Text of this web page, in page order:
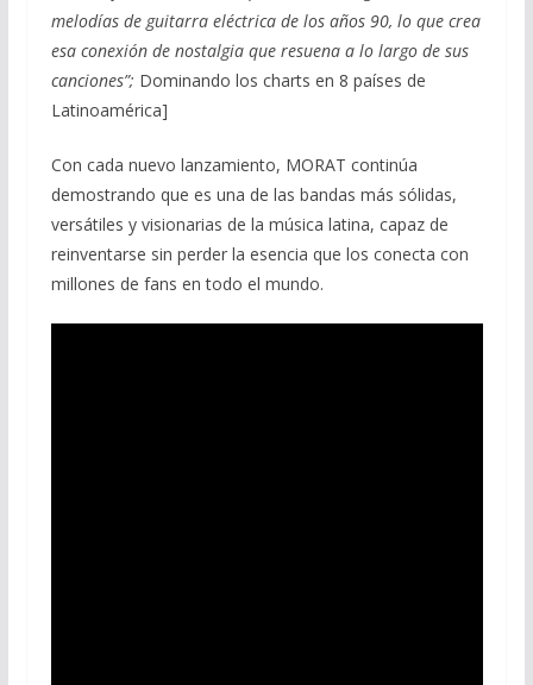
melodías de guitarra eléctrica de los años 90, lo que crea
esa conexión de nostalgia que resuena a lo largo de sus
canciones”; Dominando los charts en 8 países de
Latinoamérica]
Con cada nuevo lanzamiento, MORAT continúa
demostrando que es una de las bandas más sólidas,
versátiles y visionarias de la música latina, capaz de
reinventarse sin perder la esencia que los conecta con
millones de fans en todo el mundo.